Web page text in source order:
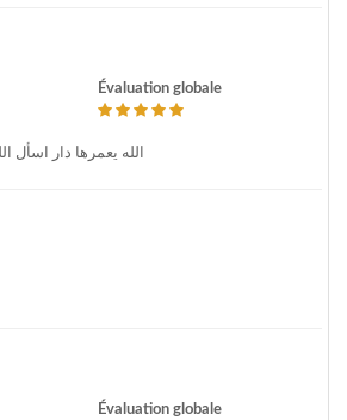
Évaluation globale
الله يعمرها دار اسأل
Évaluation globale